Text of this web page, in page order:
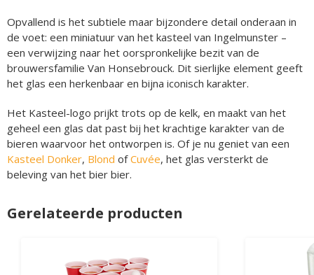
Opvallend is het subtiele maar bijzondere detail onderaan in
de voet: een miniatuur van het kasteel van Ingelmunster –
een verwijzing naar het oorspronkelijke bezit van de
brouwersfamilie Van Honsebrouck. Dit sierlijke element geeft
het glas een herkenbaar en bijna iconisch karakter.
Het Kasteel-logo prijkt trots op de kelk, en maakt van het
geheel een glas dat past bij het krachtige karakter van de
bieren waarvoor het ontworpen is. Of je nu geniet van een
Kasteel Donker, Blond ofCuvée, het glas versterkt de
beleving van het bier bier.
Gerelateerde producten